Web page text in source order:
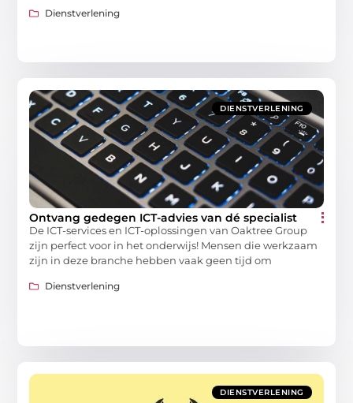
Dienstverlening
DIENSTVERLENING
Ontvang gedegen ICT-advies van dé specialist
De ICT-services en ICT-oplossingen van Oaktree Group
zijn perfect voor in het onderwijs! Mensen die werkzaam
zijn in deze branche hebben vaak geen tijd om
Dienstverlening
DIENSTVERLENING